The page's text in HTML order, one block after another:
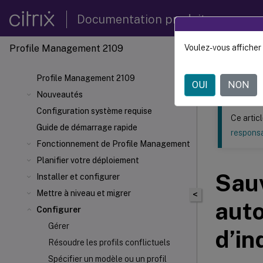
Documentation produit
Profile Management 2109
Profile Management 2109
Nouveautés
Configuration système requise
Guide de démarrage rapide
Fonctionnement de Profile Management
Planifier votre déploiement
Installer et configurer
Mettre à niveau et migrer
Configurer
Gérer
Résoudre les profils conflictuels
Spécifier un modèle ou un profil
Ce contenu a
Profile
<
Ce
Voulez-vous
OUI NON